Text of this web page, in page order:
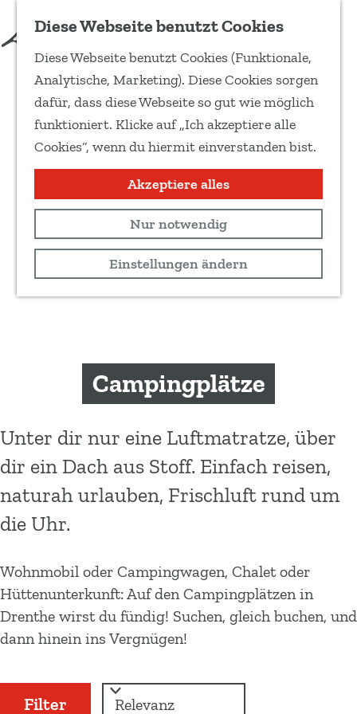
Diese Webseite benutzt Cookies
Diese Webseite benutzt Cookies (Funktionale,
Analytische, Marketing). Diese Cookies sorgen
dafür, dass diese Webseite so gut wie möglich
funktioniert. Klicke auf „Ich akzeptiere alle
Cookies“, wenn du hiermit einverstanden bist.
Akzeptiere alles
Nur notwendig
Einstellungen ändern
a
g
e
Campingplätze
Unter dir nur eine Luftmatratze, über
dir ein Dach aus Stoff. Einfach reisen,
naturah urlauben, Frischluft rund um
die Uhr.
Wohnmobil oder Campingwagen, Chalet oder
Hüttenunterkunft: Auf den Campingplätzen in
Drenthe wirst du fündig! Suchen, gleich buchen, und
dann hinein ins Vergnügen!
W
Filter